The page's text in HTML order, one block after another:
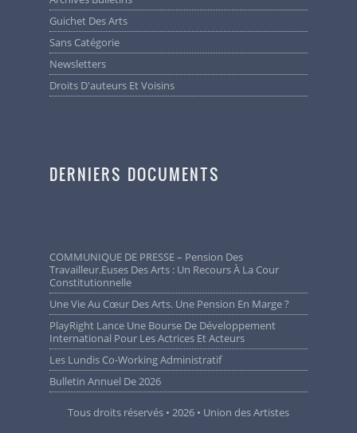
Guichet Des Arts
Sans Catégorie
Newsletters
Droits D'auteurs Et Voisins
DERNIERS DOCUMENTS
COMMUNIQUE DE PRESSE – Pension Des
Travailleur.euses Des Arts : Un Recours À La Cour
Constitutionnelle
Une Vie Au Cœur Des Arts. Une Pension En Marge ?
PlayRight Lance Une Bourse De Développement
International Pour Les Actrices Et Acteurs
Les Lundis Co-Working Administratif
Bulletin Annuel De 2026
Tous droits réservés • 2026 • Union des Artistes